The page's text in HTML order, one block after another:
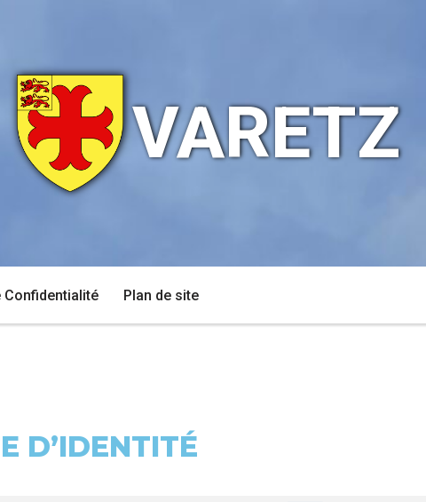
VARETZ
Confidentialité Plan de site
D’IDENTITÉ